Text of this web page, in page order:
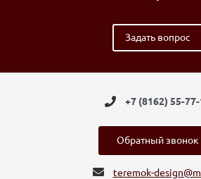
Задать вопрос
+7 (8162) 55-
Обратный звонок
teremok-